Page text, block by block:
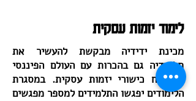
לימוד יזמות עסקית
מכינת ידידיה מבקשת להעשיר את
תלמידיה גם בהכרות עם העולם הפיננסי
ובפיתוח כישורי יזמות עסקית. במסגרת
הלימודים יפגשו התלמידים למספר מפגשים